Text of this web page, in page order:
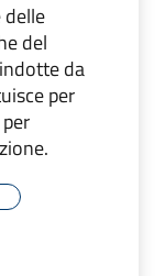
delle
del
da
per